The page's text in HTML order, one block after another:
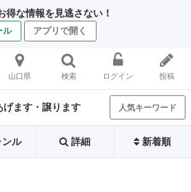
得な情報を見逃さない！
ル アプリで開く
山口県 検索 ログイン 投稿
げます・譲ります 人気キーワード
ンル 詳細 新着順